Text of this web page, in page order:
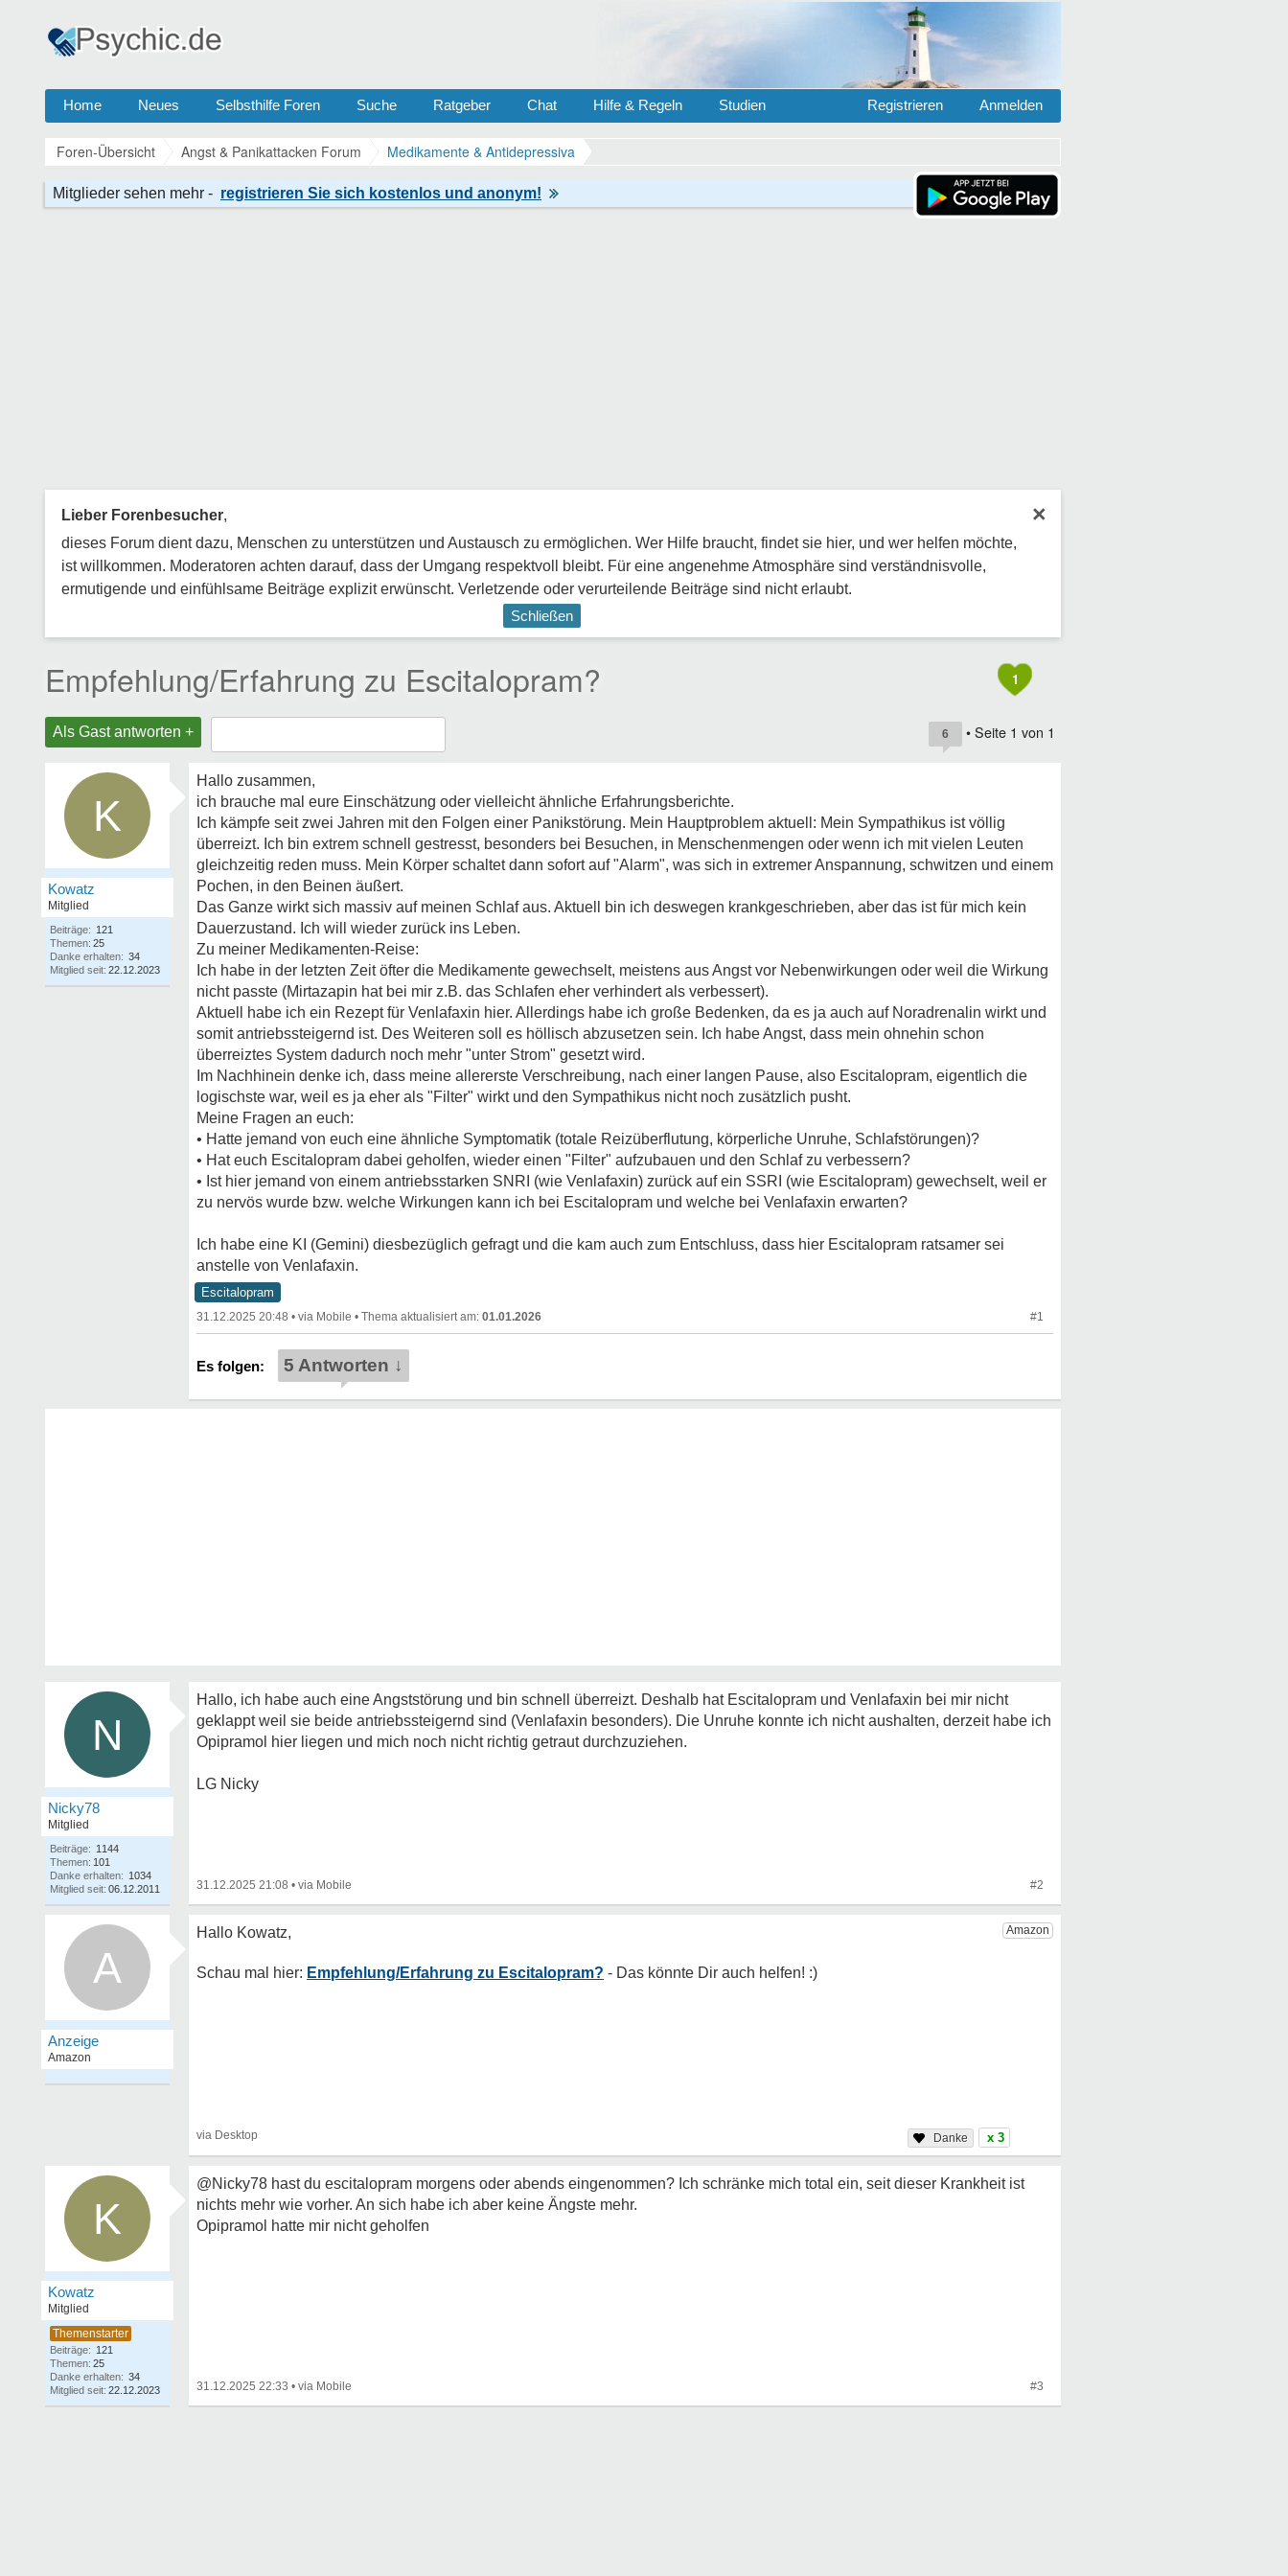
Home Neues Selbsthilfe Foren Suche Ratgeber Chat Hilfe & Regeln Studien Anmelden
Registrieren
Foren-Übersicht Angst & Panikattacken Forum Medikamente & Antidepressiva
×
Lieber Forenbesucher,
dieses Forum dient dazu, Menschen zu unterstützen und Austausch zu ermöglichen. Wer Hilfe braucht, findet sie hier, und wer helfen möchte,
ist willkommen. Moderatoren achten darauf, dass der Umgang respektvoll bleibt. Für eine angenehme Atmosphäre sind verständnisvolle,
ermutigende und einfühlsame Beiträge explizit erwünscht. Verletzende oder verurteilende Beiträge sind nicht erlaubt.
Schließen
1
Empfehlung/Erfahrung zu Escitalopram?
Als Gast antworten + 6 • Seite 1 von 1
K
Kowatz
Mitglied
Beiträge: 121
Themen: 25
Danke erhalten: 34
Mitglied seit: 22.12.2023
Hallo zusammen,
ich brauche mal eure Einschätzung oder vielleicht ähnliche Erfahrungsberichte.
Ich kämpfe seit zwei Jahren mit den Folgen einer Panikstörung. Mein Hauptproblem aktuell: Mein Sympathikus ist völlig
überreizt. Ich bin extrem schnell gestresst, besonders bei Besuchen, in Menschenmengen oder wenn ich mit vielen Leuten
gleichzeitig reden muss. Mein Körper schaltet dann sofort auf "Alarm", was sich in extremer Anspannung, schwitzen und einem
Pochen, in den Beinen äußert.
Das Ganze wirkt sich massiv auf meinen Schlaf aus. Aktuell bin ich deswegen krankgeschrieben, aber das ist für mich kein
Dauerzustand. Ich will wieder zurück ins Leben.
Zu meiner Medikamenten-Reise:
Ich habe in der letzten Zeit öfter die Medikamente gewechselt, meistens aus Angst vor Nebenwirkungen oder weil die Wirkung
nicht passte (Mirtazapin hat bei mir z.B. das Schlafen eher verhindert als verbessert).
Aktuell habe ich ein Rezept für Venlafaxin hier. Allerdings habe ich große Bedenken, da es ja auch auf Noradrenalin wirkt und
somit antriebssteigernd ist. Des Weiteren soll es höllisch abzusetzen sein. Ich habe Angst, dass mein ohnehin schon
überreiztes System dadurch noch mehr "unter Strom" gesetzt wird.
Im Nachhinein denke ich, dass meine allererste Verschreibung, nach einer langen Pause, also Escitalopram, eigentlich die
logischste war, weil es ja eher als "Filter" wirkt und den Sympathikus nicht noch zusätzlich pusht.
Meine Fragen an euch:
• Hatte jemand von euch eine ähnliche Symptomatik (totale Reizüberflutung, körperliche Unruhe, Schlafstörungen)?
• Hat euch Escitalopram dabei geholfen, wieder einen "Filter" aufzubauen und den Schlaf zu verbessern?
• Ist hier jemand von einem antriebsstarken SNRI (wie Venlafaxin) zurück auf ein SSRI (wie Escitalopram) gewechselt, weil er
zu nervös wurde bzw. welche Wirkungen kann ich bei Escitalopram und welche bei Venlafaxin erwarten?
Ich habe eine KI (Gemini) diesbezüglich gefragt und die kam auch zum Entschluss, dass hier Escitalopram ratsamer sei
anstelle von Venlafaxin.
Escitalopram
31.12.2025 20:48 • • 01.01.2026 #1
5 Antworten ↓
N
Nicky78
Mitglied
Beiträge: 1144
Themen: 101
Danke erhalten: 1034
Mitglied seit: 06.12.2011
Hallo, ich habe auch eine Angststörung und bin schnell überreizt. Deshalb hat Escitalopram und Venlafaxin bei mir nicht
geklappt weil sie beide antriebssteigernd sind (Venlafaxin besonders). Die Unruhe konnte ich nicht aushalten, derzeit habe ich
Opipramol hier liegen und mich noch nicht richtig getraut durchzuziehen.
LG Nicky
31.12.2025 21:08 • #2
A Empfehlung/Erfahrung zu Escitalopram?
x 3
K
Kowatz
Mitglied
Beiträge: 121
Themen: 25
Danke erhalten: 34
Mitglied seit: 22.12.2023
@Nicky78 hast du escitalopram morgens oder abends eingenommen? Ich schränke mich total ein, seit dieser Krankheit ist
nichts mehr wie vorher. An sich habe ich aber keine Ängste mehr.
Opipramol hatte mir nicht geholfen
31.12.2025 22:33 • #3